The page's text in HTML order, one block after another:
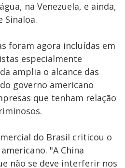
na Venezuela, e ainda,
Sinaloa.
foram agora incluídas em
especialmente
amplia o alcance das
governo americano
que tenham relação
do Brasil criticou o
"A China
não se deve interferir nos